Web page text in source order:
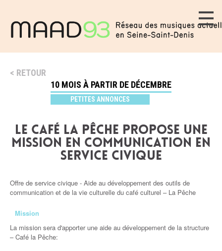
RETOUR
10 MOIS À PARTIR DE DÉCEMBRE
PETITES ANNONCES
Le Café la Pêche propose une
mission en communication en
service civique
Offre de service civique - Aide au développement des outils de
communication et de la vie culturelle du café culturel – La Pêche
Mission
La mission sera d'apporter une aide au développement de la structure
– Café la Pêche: